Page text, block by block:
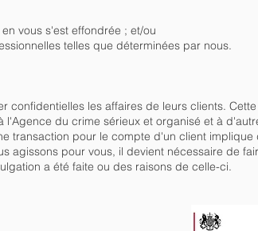
vous s'est effondrée ; et/ou
telles que déterminées par nous.
confidentielles les affaires de leurs clients.
du crime sérieux et organisé et à
transaction pour le compte d'un client
agissons pour vous, il devient nécessaire de
a été faite ou des raisons de celle-ci.